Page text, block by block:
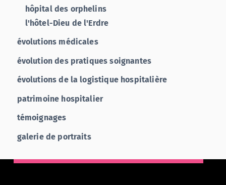
hôpital des orphelins
l'hôtel-Dieu de l'Erdre
évolutions médicales
évolution des pratiques soignantes
évolutions de la logistique hospitalière
patrimoine hospitalier
témoignages
galerie de portraits